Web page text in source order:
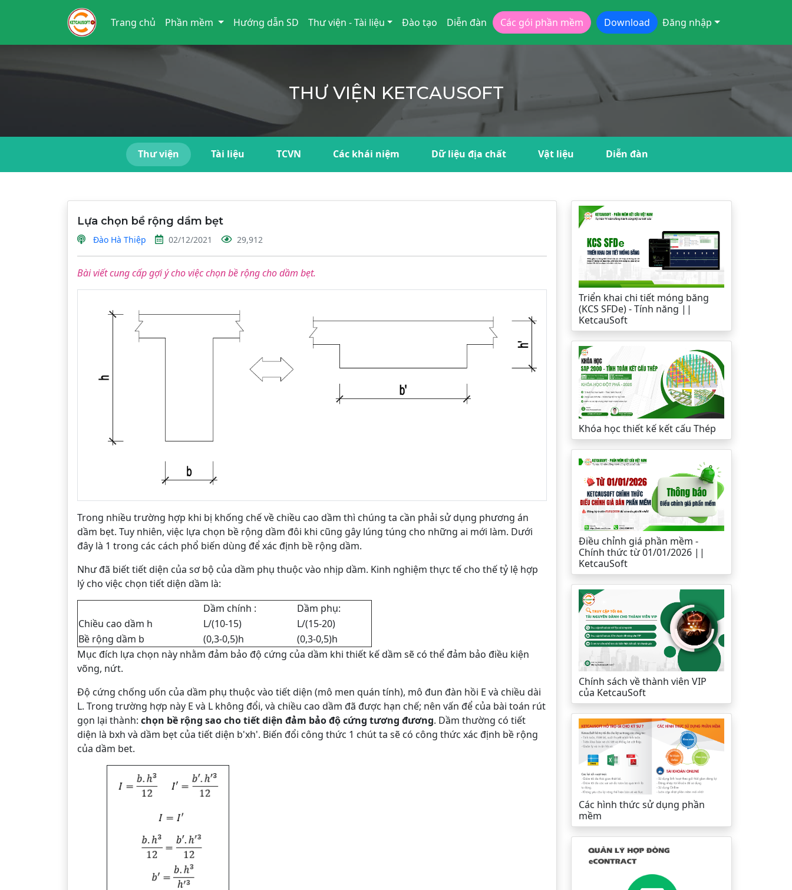
Trang chủ Phần mềm Hướng dẫn SD Thư viện - Tài liệu Đào tạo Diễn đàn Các gói phần mềm Download Đăng nhập
THƯ VIỆN KETCAUSOFT
Thư viện Tài liệu TCVN Các khái niệm Dữ liệu địa chất Vật liệu Diễn đàn
Lựa chọn bề rộng dầm bẹt
Đào Hà Thiệp 02/12/2021 29,912
Bài viết cung cấp gợi ý cho việc chọn bề rộng cho dầm bẹt.
Trong nhiều trường hợp khi bị khống chế về chiều cao dầm thì chúng ta cần phải sử dụng phương án
dầm bẹt. Tuy nhiên, việc lựa chọn bề rộng dầm đôi khi cũng gây lúng túng cho những ai mới làm. Dưới
đây là 1 trong các cách phổ biến dùng để xác định bề rộng dầm.
Như đã biết tiết diện của sơ bộ của dầm phụ thuộc vào nhịp dầm. Kinh nghiệm thực tế cho thế tỷ lệ hợp
lý cho việc chọn tiết diện dầm là:
Dầm chính :
Dầm phụ:
Chiều cao dầm h
L/(10-15)
L/(15-20)
Bề rộng dầm b
(0,3-0,5)h
(0,3-0,5)h
Mục đích lựa chọn này nhằm đảm bảo độ cứng của dầm khi thiết kế dầm sẽ có thể đảm bảo điều kiện
võng, nứt.
Độ cứng chống uốn của dầm phụ thuộc vào tiết diện (mô men quán tính), mô đun đàn hồi E và chiều dài
L. Trong trường hợp này E và L không đổi, và chiều cao dầm đã được hạn chế; nên vấn để của bài toán rút
gọn lại thành: chọn bề rộng sao cho tiết diện đảm bảo độ cứng tương đương. Dầm thường có tiết
diện là bxh và dầm bẹt của tiết diện b'xh'. Biến đổi công thức 1 chút ta sẽ có công thức xác định bề rộng
của dầm bet.
Triển khai chi tiết móng băng
(KCS SFDe) - Tính năng ||
KetcauSoft
Khóa học thiết kế kết cấu Thép
Điều chỉnh giá phần mềm -
Chính thức từ 01/01/2026 ||
KetcauSoft
Chính sách về thành viên VIP
của KetcauSoft
Các hình thức sử dụng phần
mềm